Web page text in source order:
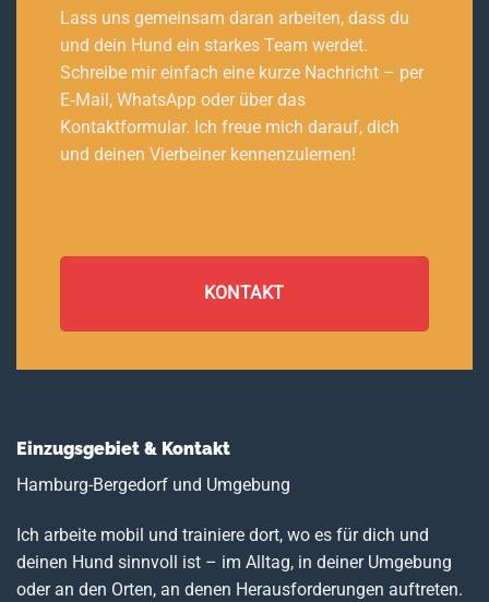
Lass uns gemeinsam daran arbeiten, dass du
und dein Hund ein starkes Team werdet.
Schreibe mir einfach eine kurze Nachricht – per
E‑Mail, WhatsApp oder über das
Kontaktformular. Ich freue mich darauf, dich
und deinen Vierbeiner kennenzulernen!
KONTAKT
Einzugsgebiet & Kontakt
Hamburg-Bergedorf und Umgebung
Ich arbeite mobil und trainiere dort, wo es für dich und
deinen Hund sinnvoll ist – im Alltag, in deiner Umgebung
oder an den Orten, an denen Herausforderungen auftreten.